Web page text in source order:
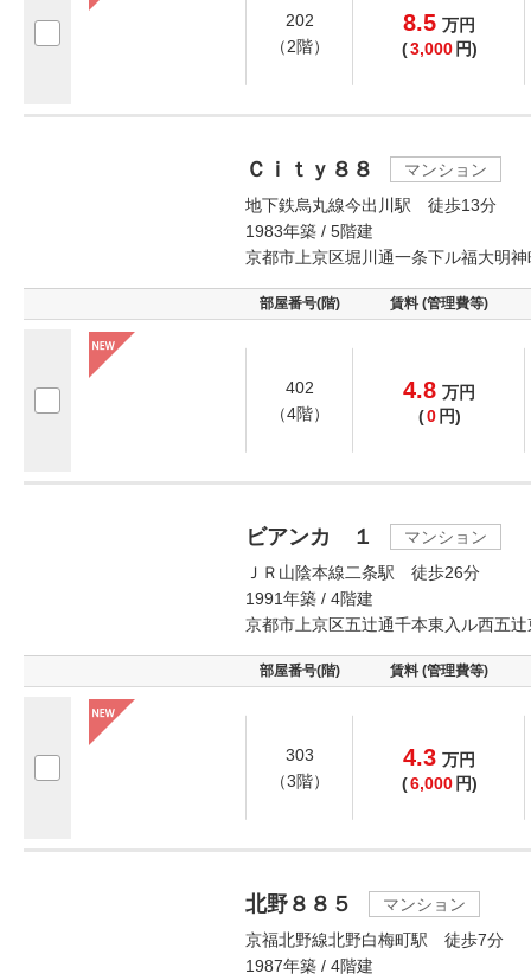
202
（2階）
8.5 万円
(3,000 円)
Ｃｉｔｙ８８
マンション
地下鉄烏丸線今出川駅 徒歩13分
1983年築 / 5階建
京都市上京区堀川通一条下ル福大明神
部屋番号(階) 賃料 (管理費等)
402
（4階）
4.8 万円
(0 円)
ビアンカ １
マンション
ＪＲ山陰本線二条駅 徒歩26分
1991年築 / 4階建
京都市上京区五辻通千本東入ル西五辻
部屋番号(階) 賃料 (管理費等)
303
（3階）
4.3 万円
(6,000 円)
北野８８５
マンション
京福北野線北野白梅町駅 徒歩7分
1987年築 / 4階建